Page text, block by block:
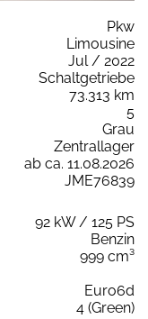
Pkw
Limousine
Jul / 2022
Schaltgetriebe
73.313 km
5
Grau
Zentrallager
ab ca. 11.08.2026
JME76839
92 kW / 125 PS
Benzin
999 cm³
Euro6d
4 (Green)